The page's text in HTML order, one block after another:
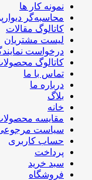
نمونه کار ها
محاسبه‌گر
کاتالوگ مقالات
لیست مشتریان
درخواست
کاتالوگ
تماس با ما
درباره ما
بلاگ
خانه
مقایسه
سیاست
حساب کاربری
پرداخت
سبد خرید
فروشگاه